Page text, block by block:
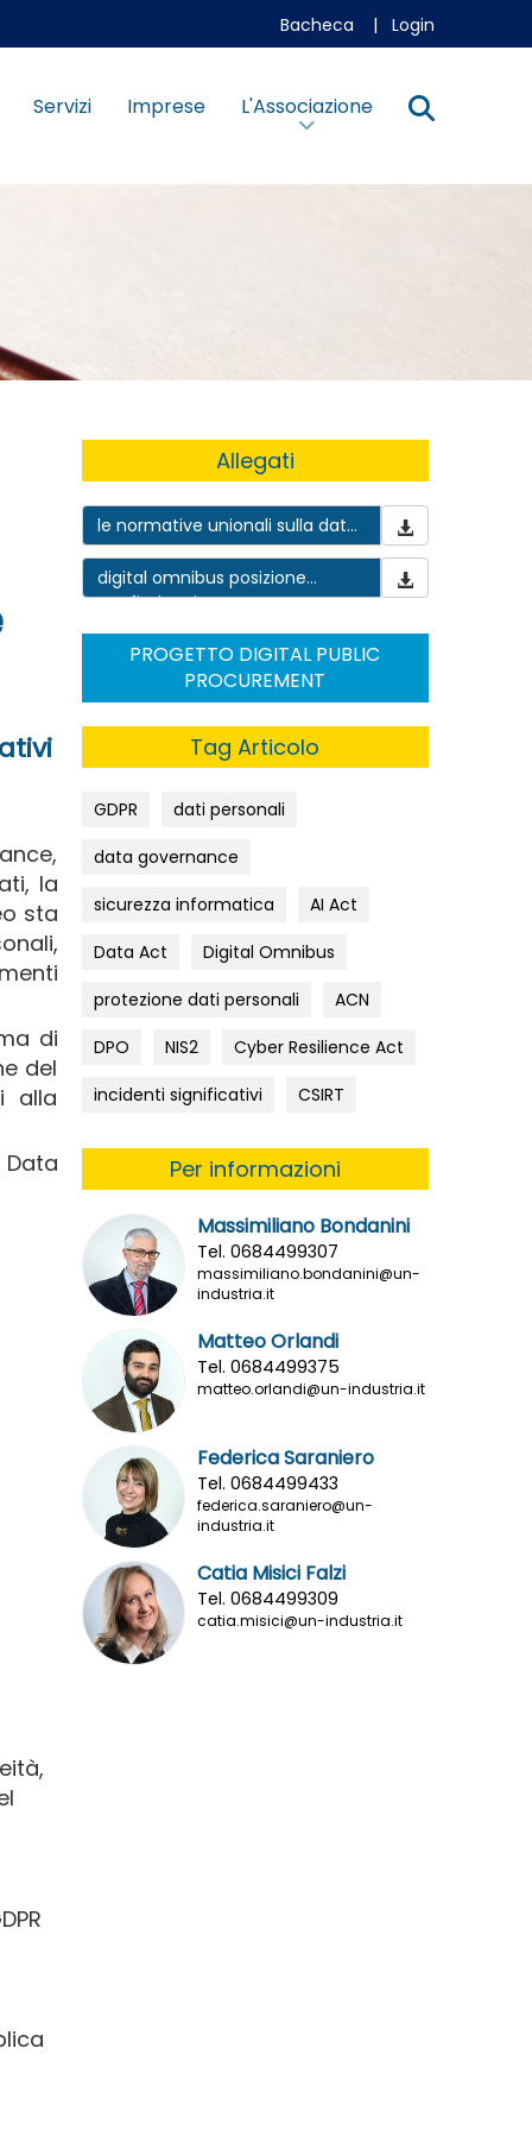
Bacheca | Login
Servizi Imprese L'Associazione
la
sta
di
del
alla
Allegati
le normative unionali sulla data
governance
digital omnibus posizione
confindustria
PROGETTO DIGITAL PUBLIC
PROCUREMENT
Tag Articolo
GDPR
dati personali
data governance
sicurezza informatica
AI Act
Data Act
Digital Omnibus
protezione dati personali
ACN
DPO
NIS2
Cyber Resilience Act
incidenti significativi
CSIRT
Per informazioni
Massimiliano Bondanini
Tel. 0684499307
massimiliano.bondanini@un-
industria.it
Matteo Orlandi
Tel. 0684499375
matteo.orlandi@un-industria.it
Federica Saraniero
Tel. 0684499433
federica.saraniero@un-
industria.it
Catia Misici Falzi
Tel. 0684499309
catia.misici@un-industria.it